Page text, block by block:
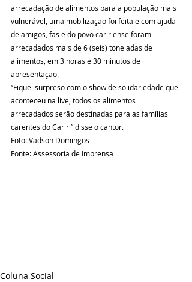
arrecadação de alimentos para a população mais
vulnerável, uma mobilização foi feita e com ajuda
de amigos, fãs e do povo caririense foram
arrecadados mais de 6 (seis) toneladas de
alimentos, em 3 horas e 30 minutos de
apresentação.
“Fiquei surpreso com o show de solidariedade que
aconteceu na live, todos os alimentos
arrecadados serão destinadas para as famílias
carentes do Cariri” disse o cantor.
Foto: Vadson Domingos
Fonte: Assessoria de Imprensa
Coluna Social